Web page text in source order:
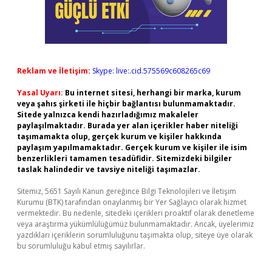
Reklam ve İletişim: Skype: live:.cid.575569c608265c69
Yasal Uyarı: Bu internet sitesi, herhangi bir marka, kurum
veya şahıs şirketi ile hiçbir bağlantısı bulunmamaktadır.
Sitede yalnızca kendi hazırladığımız makaleler
paylaşılmaktadır. Burada yer alan içerikler haber niteliği
taşımamakta olup, gerçek kurum ve kişiler hakkında
paylaşım yapılmamaktadır. Gerçek kurum ve kişiler ile isim
benzerlikleri tamamen tesadüfidir. Sitemizdeki bilgiler
taslak halindedir ve tavsiye niteliği taşımazlar.
Sitemiz, 5651 Sayılı Kanun gereğince Bilgi Teknolojileri ve İletişim
Kurumu (BTK) tarafından onaylanmış bir Yer Sağlayıcı olarak hizmet
vermektedir. Bu nedenle, sitedeki içerikleri proaktif olarak denetleme
veya araştırma yükümlülüğümüz bulunmamaktadır. Ancak, üyelerimiz
yazdıkları içeriklerin sorumluluğunu taşımakta olup, siteye üye olarak
bu sorumluluğu kabul etmiş sayılırlar.